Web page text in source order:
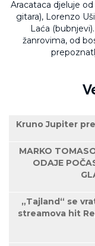
Aracataca djeluje
gitara), Lorenzo
Laća
žanrovima, od
Kruno Jupiter
MARKO
ODAJE
„Tajland“ se
streamova hit